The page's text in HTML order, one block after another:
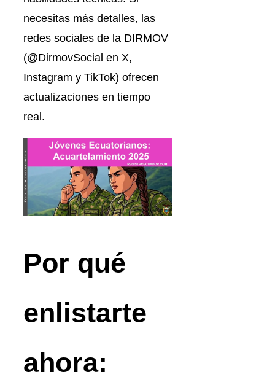
necesitas más detalles, las
redes sociales de la DIRMOV
(@DirmovSocial en X,
Instagram y TikTok) ofrecen
actualizaciones en tiempo
real.
Por qué
enlistarte
ahora: